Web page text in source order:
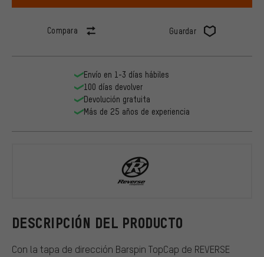
Compara Guardar
DESCRIPCIÓN DEL PRODUCTO
Con la tapa de dirección Barspin TopCap de REVERSE
Envío en 1-3 días hábiles
100 días devolver
Devolución gratuita
Más de 25 años de experiencia